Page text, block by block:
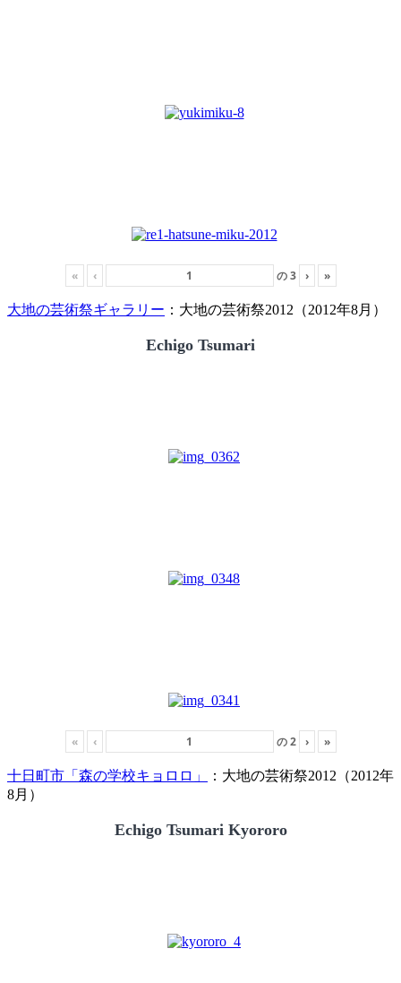
« ‹ の3 › »
大地の芸術祭ギャラリー ：大地の芸術祭2012（2012年8月）
Echigo Tsumari
« ‹ の2 › »
十日町市「森の学校キョロロ」
：大地の芸術祭2012（2012年
8月）
Echigo Tsumari Kyororo